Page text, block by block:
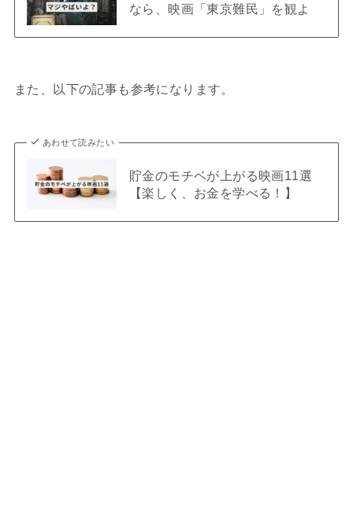
なら、映画「東京難民」を観よ
また、以下の記事も参考になります。
あわせて読みたい
貯金のモチベが上がる映画11選
【楽しく、お金を学べる！】